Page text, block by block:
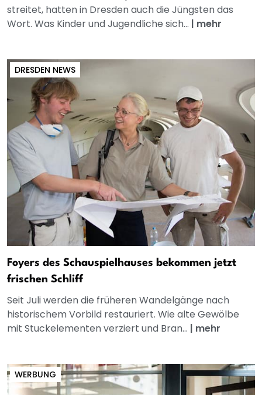
streitet, hatten in Dresden auch die Jüngsten das
Wort. Was Kinder und Jugendliche sich... | mehr
DRESDEN NEWS
Foyers des Schauspielhauses bekommen jetzt
frischen Schliff
Seit Juli werden die früheren Wandelgänge nach
historischem Vorbild restauriert. Wie alte Gewölbe
mit Stuckelementen verziert und Bran... | mehr
WERBUNG